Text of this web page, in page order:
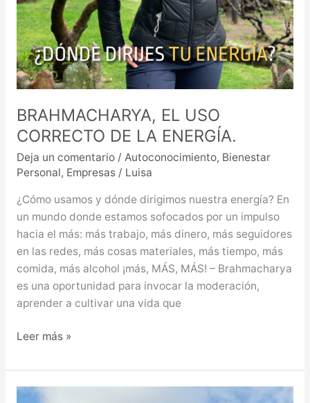
BRAHMACHARYA, EL USO
CORRECTO DE LA ENERGÍA.
Deja un comentario / Autoconocimiento, Bienestar
Personal, Empresas/ Luisa
¿Cómo usamos y dónde dirigimos nuestra energía? En
un mundo donde estamos sofocados por un impulso
hacia el más: más trabajo, más dinero, más seguidores
en las redes, más cosas materiales, más tiempo, más
comida, más alcohol ¡más, MÁS, MÁS! – Brahmacharya
es una oportunidad para invocar la moderación,
aprender a cultivar una vida que
Leer más »
ASTEYA